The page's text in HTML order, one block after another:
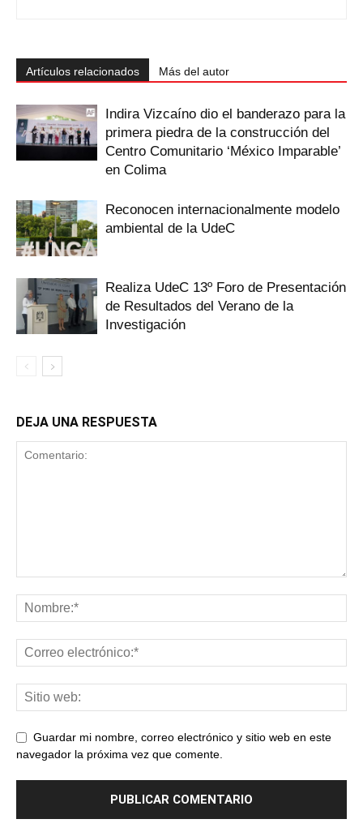
Artículos relacionados Más del autor
Indira Vizcaíno dio el banderazo para la
primera piedra de la construcción del
Centro Comunitario ‘México Imparable’
en Colima
Reconocen internacionalmente modelo
ambiental de la UdeC
Realiza UdeC 13º Foro de Presentación
de Resultados del Verano de la
Investigación
DEJA UNA RESPUESTA
Guardar mi nombre, correo electrónico y sitio web en este
navegador la próxima vez que comente.